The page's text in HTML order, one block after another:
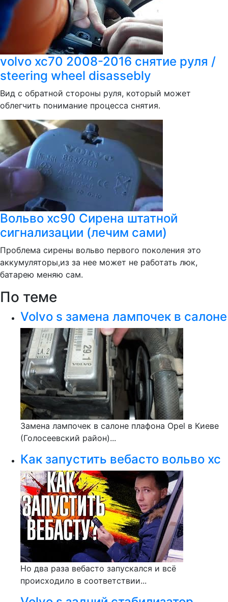
volvo xc70 2008-2016 снятие руля /
steering wheel disassebly
Вид с обратной стороны руля, который может
облегчить понимание процесса снятия.
Вольво хс90 Сирена штатной
сигнализации (лечим сами)
Проблема сирены вольво первого поколения это
аккумуляторы,из за нее может не работать люк,
батарею меняю сам.
По теме
Volvo s замена лампочек в салоне
Замена лампочек в салоне плафона Opel в Киеве
(Голосеевский район)...
Как запустить вебасто вольво хс
Но два раза вебасто запускался и всё
происходило в соответствии...